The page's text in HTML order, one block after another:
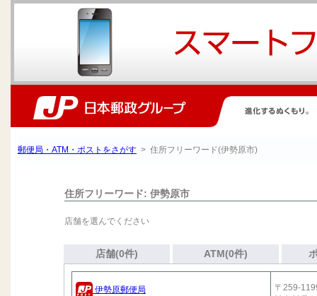
郵便局・ATM・ポストをさがす > 住所フリーワード(伊勢原市)
住所フリーワード: 伊勢原市
店舗を選んでください
店舗(0件) ATM(0件)
伊勢原郵便局
〒259-